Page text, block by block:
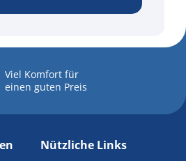
Viel Komfortfür
einen guten Preis
Nützliche Links